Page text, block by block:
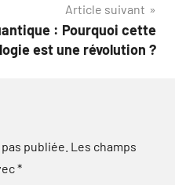
Article suivant
: Pourquoi cette
est une révolution ?
publiée. Les champs
*